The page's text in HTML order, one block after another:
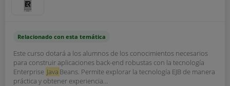
Relacionado con esta temática
Este curso dotará a los alumnos de los conocimientos necesarios
para construir aplicaciones back-end robustas con la tecnología
Enterprise Java Beans. Permite explorar la tecnología EJB de manera
práctica y obtener experiencia...